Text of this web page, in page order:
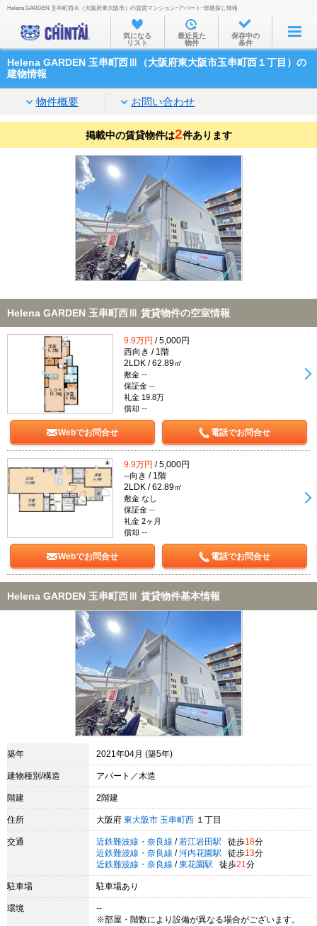
お部屋を探す
沿線・駅から
家賃相場から
通勤通学時間から
物件特集から
不動産会社から
TOP
Helena GARDEN 玉串町西Ⅲ（大阪府東大阪市）の賃貸マンション･アパート･部屋探し情報
気になる
リスト
最近見た
物件
保存中の
条件
Helena GARDEN 玉串町西Ⅲ（大阪府東大阪市玉串町西１丁目）の
建物情報
物件概要 お問い合わせ
掲載中の賃貸物件は2件あります
Helena GARDEN 玉串町西Ⅲ 賃貸物件の空室情報
9.9万円 / 5,000円
西向き / 1階
2LDK / 62.89㎡
敷金 --
保証金 --
礼金 19.8万
償却 --
Webでお問合せ 電話でお問合せ
9.9万円 / 5,000円
--向き / 1階
2LDK / 62.89㎡
敷金 なし
保証金 --
礼金 2ヶ月
償却 --
Webでお問合せ 電話でお問合せ
Helena GARDEN 玉串町西Ⅲ 賃貸物件基本情報
築年 2021年04月 (築5年)
建物種別/構造 アパート／木造
階建 2階建
住所 大阪府 東大阪市 玉串町西 １丁目
交通 近鉄難波線・奈良線 / 若江岩田駅 徒歩18分
近鉄難波線・奈良線 / 河内花園駅 徒歩13分
近鉄難波線・奈良線 / 東花園駅 徒歩21 分
駐車場 駐車場あり
環境
--
※部屋・階数により設備が異なる場合がございます。